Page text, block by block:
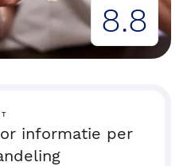
8.8
informatie per